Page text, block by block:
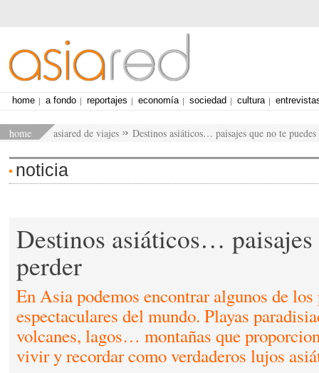
home asiared de viajes Destinos asiáticos… paisajes que no te
home a fondo reportajes economía sociedad cultura
noticia
Destinos asiáticos… paisajes
perder
En Asia podemos encontrar algunos de los
espectaculares del mundo. Playas
volcanes, lagos… montañas que
vivir y recordar como verdaderos lujos